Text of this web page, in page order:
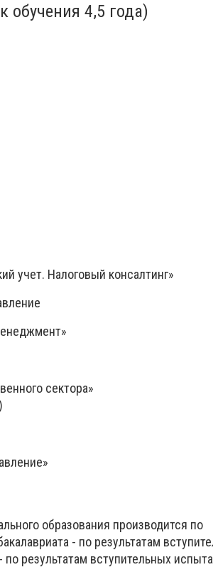
обучения 4,5 года)
учет. Налоговый консалтинг»
сектора»
образования производится по
- по результатам
результатам вступительных